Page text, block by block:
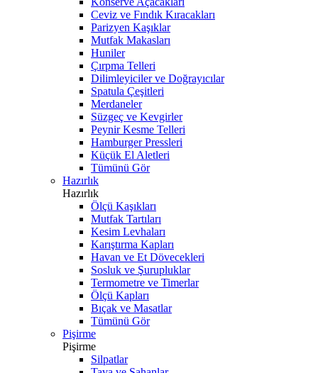
Ceviz ve Fındık Kıracakları
Parizyen Kaşıklar
Mutfak Makasları
Huniler
Çırpma Telleri
Dilimleyiciler ve Doğrayıcılar
Spatula Çeşitleri
Merdaneler
Süzgeç ve Kevgirler
Peynir Kesme Telleri
Hamburger Pressleri
Küçük El Aletleri
Tümünü Gör
Hazırlık
Hazırlık
Ölçü Kaşıkları
Mutfak Tartıları
Kesim Levhaları
Karıştırma Kapları
Havan ve Et Dövecekleri
Sosluk ve Şurupluklar
Termometre ve Timerlar
Ölçü Kapları
Bıçak ve Masatlar
Tümünü Gör
Pişirme
Pişirme
Silpatlar